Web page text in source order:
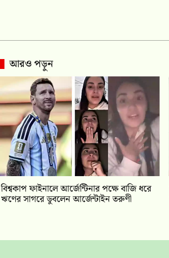
আরও পড়ুন
বিশ্বকাপ ফাইনালে আর্জেন্টিনার পক্ষে বাজি ধরে
ঋণের সাগরে ডুবলেন আর্জেন্টাইন তরুণী